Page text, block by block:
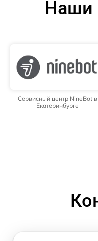
Наши
Сервисный центр NineBot в
Екатеринбурге